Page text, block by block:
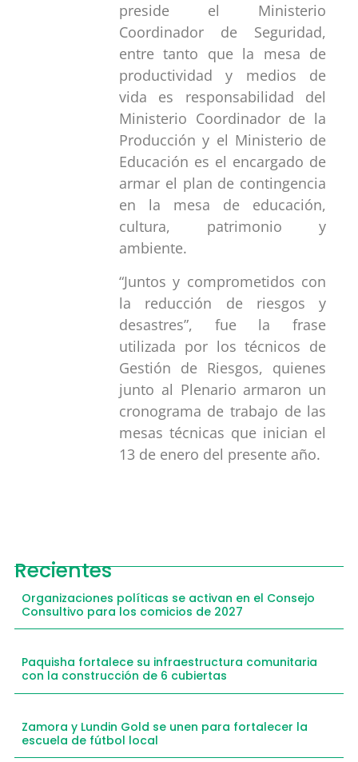
preside el Ministerio
Coordinador de Seguridad,
entre tanto que la mesa de
productividad y medios de
vida es responsabilidad del
Ministerio Coordinador de la
Producción y el Ministerio de
Educación es el encargado de
armar el plan de contingencia
en la mesa de educación,
cultura, patrimonio y
ambiente.
“Juntos y comprometidos con
la reducción de riesgos y
desastres”, fue la frase
utilizada por los técnicos de
Gestión de Riesgos, quienes
junto al Plenario armaron un
cronograma de trabajo de las
mesas técnicas que inician el
13 de enero del presente año.
Recientes
Organizaciones políticas se activan en el Consejo
Consultivo para los comicios de 2027
Paquisha fortalece su infraestructura comunitaria
con la construcción de 6 cubiertas
Zamora y Lundin Gold se unen para fortalecer la
escuela de fútbol local